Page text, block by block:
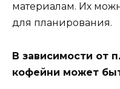
материалам. Их
для планирования.
В зависимости от
кофейни может